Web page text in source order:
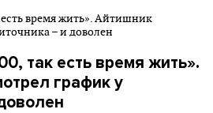
так есть время жить».
график у